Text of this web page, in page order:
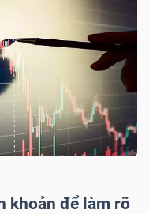
khoản để làm rõ